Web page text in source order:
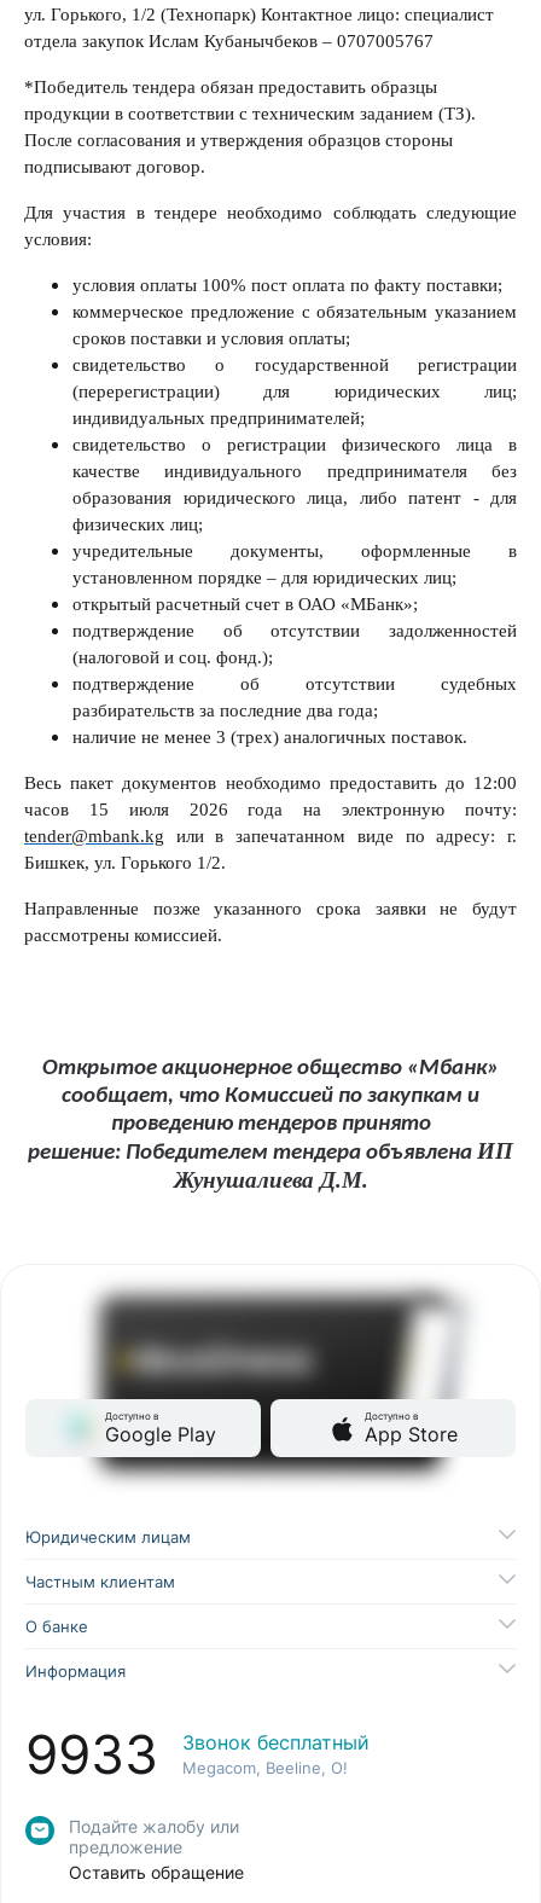
ул. Горького, 1/2 (Технопарк) Контактное лицо: специалист
отдела закупок Ислам Кубанычбеков – 0707005767
*Победитель тендера обязан предоставить образцы
продукции в соответствии с техническим заданием (ТЗ).
После согласования и утверждения образцов стороны
подписывают договор.
Для участия в тендере необходимо соблюдать следующие
условия:
условия оплаты 100% пост оплата по факту поставки;
коммерческое предложение с обязательным указанием
сроков поставки и условия оплаты;
свидетельство о государственной регистрации
(перерегистрации) для юридических лиц;
индивидуальных предпринимателей;
свидетельство о регистрации физического лица в
качестве индивидуального предпринимателя без
образования юридического лица, либо патент - для
физических лиц;
учредительные документы, оформленные в
установленном порядке – для юридических лиц;
открытый расчетный счет в ОАО «МБанк»;
подтверждение об отсутствии задолженностей
(налоговой и соц. фонд.);
подтверждение об отсутствии судебных
разбирательств за последние два года;
наличие не менее 3 (трех) аналогичных поставок.
Весь пакет документов необходимо предоставить до 12:00
часов 15 июля 2026 года на электронную почту:
tender@mbank.kg или в запечатанном виде по адресу: г.
Бишкек, ул. Горького 1/2.
Направленные позже указанного срока заявки не будут
рассмотрены комиссией.
Открытое акционерное общество «Мбанк»
сообщает, что Комиссией по закупкам и
проведению тендеров принято
решение: Победителем тендера объявлена ИП
Жунушалиева Д.М.
Доступно в
Google Play
Доступно в
App Store
Юридическим лицам
Частным клиентам
О банке
Информация
9933 Звонок бесплатный
Megacom, Beeline, O!
Подайте жалобу или
предложение
Оставить обращение